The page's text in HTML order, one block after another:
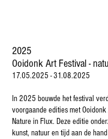
2025
Ooidonk Art Festival -
17.05.2025 - 31.08.2025
In 2025 bouwde het festival
voorgaande edities met
Nature in Flux. Deze editie
kunst, natuur en tijd aan de